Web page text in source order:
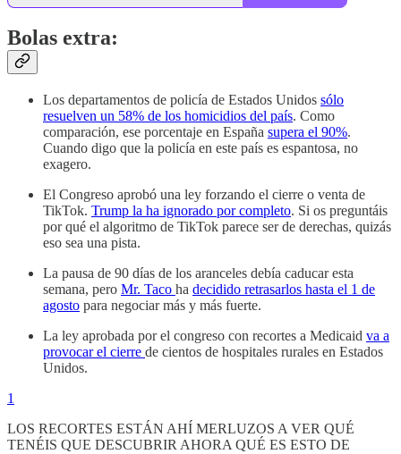
Bolas extra:
Los departamentos de policía de Estados Unidos sólo
resuelven un 58% de los homicidios del país. Como
comparación, ese porcentaje en España supera el 90%.
Cuando digo que la policía en este país es espantosa, no
exagero.
El Congreso aprobó una ley forzando el cierre o venta de
TikTok. Trump la ha ignorado por completo. Si os preguntáis
por qué el algoritmo de TikTok parece ser de derechas, quizás
eso sea una pista.
La pausa de 90 días de los aranceles debía caducar esta
semana, pero Mr. Taco ha decidido retrasarlos hasta el 1 de
agosto para negociar más y más fuerte.
La ley aprobada por el congreso con recortes a Medicaid va a
provocar el cierre de cientos de hospitales rurales en Estados
Unidos.
1
LOS RECORTES ESTÁN AHÍ MERLUZOS A VER QUÉ
TENÉIS QUE DESCUBRIR AHORA QUÉ ES ESTO DE